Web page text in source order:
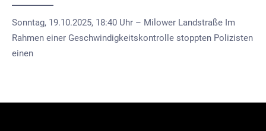
Sonntag, 19.10.2025, 18:40 Uhr – Milower Landstraße Im
Rahmen einer Geschwindigkeitskontrolle stoppten Polizisten
einen